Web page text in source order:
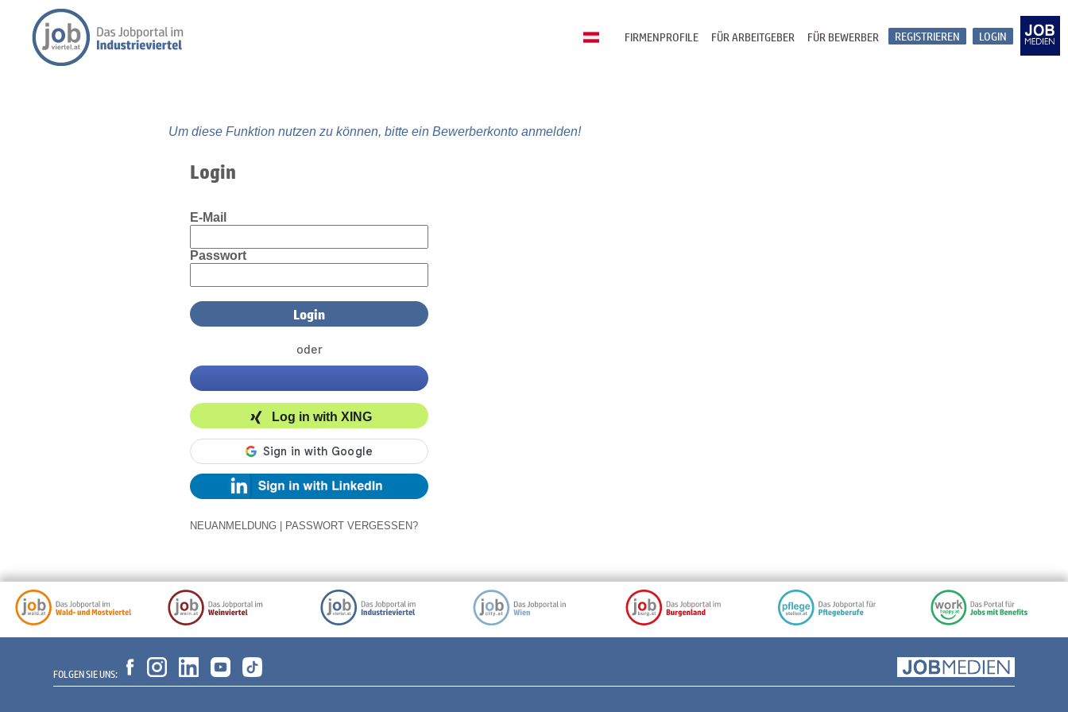
LOGIN
REGISTRIEREN
FÜR BEWERBER
FÜR ARBEITGEBER
FIRMENPROFILE
Um diese Funktion nutzen zu können, bitte ein Bewerberkonto anmelden!
Login
E-Mail
Passwort
oder
Log in with XING
NEUANMELDUNG PASSWORT VERGESSEN?
FOLGEN SIE UNS: